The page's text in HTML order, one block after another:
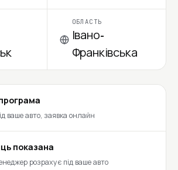
ОБЛАСТЬ
Івано-
Франківська
ваше авто, заявка онлайн
показана
розрахує під ваше авто